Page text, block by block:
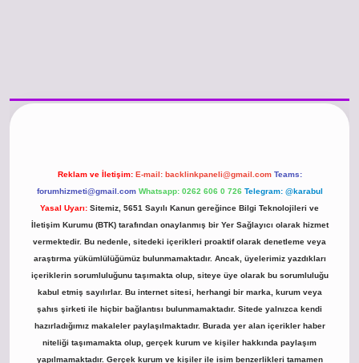
Reklam ve İletişim: E-mail: backlinkpaneli@gmail.com Teams:
forumhizmeti@gmail.com Whatsapp: 0262 606 0 726 Telegram: @karabul
Yasal Uyarı: Sitemiz, 5651 Sayılı Kanun gereğince Bilgi Teknolojileri ve
İletişim Kurumu (BTK) tarafından onaylanmış bir Yer Sağlayıcı olarak hizmet
vermektedir. Bu nedenle, sitedeki içerikleri proaktif olarak denetleme veya
araştırma yükümlülüğümüz bulunmamaktadır. Ancak, üyelerimiz yazdıkları
içeriklerin sorumluluğunu taşımakta olup, siteye üye olarak bu sorumluluğu
kabul etmiş sayılırlar. Bu internet sitesi, herhangi bir marka, kurum veya
şahıs şirketi ile hiçbir bağlantısı bulunmamaktadır. Sitede yalnızca kendi
hazırladığımız makaleler paylaşılmaktadır. Burada yer alan içerikler haber
niteliği taşımamakta olup, gerçek kurum ve kişiler hakkında paylaşım
yapılmamaktadır. Gerçek kurum ve kişiler ile isim benzerlikleri tamamen